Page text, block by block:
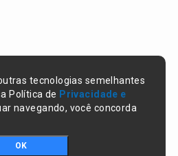
tecnologias semelhantes
Política de Privacidade e
navegando, você concorda
OK